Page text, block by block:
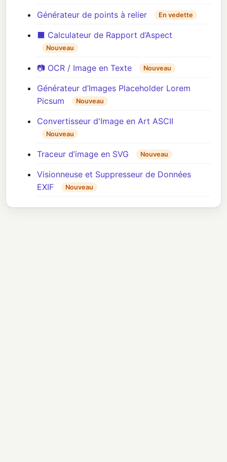
Générateur de points à relier
En vedette
⬛ Calculateur de Rapport d’Aspect
Nouveau
📷 OCR / Image en Texte Nouveau
Générateur d’Images Placeholder Lorem
Picsum
Nouveau
Convertisseur d'Image en Art ASCII
Nouveau
Traceur d’image en SVG Nouveau
Visionneuse et Suppresseur de Données
EXIF
Nouveau